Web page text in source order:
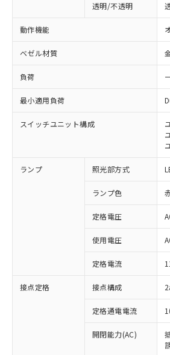
透明/不透明
動作機能
ベゼル材質
負荷
最小適用負荷
スイッチユニット構成
ランプ 照光部方式
ランプ色
定格電圧
使用電圧
定格電流
接点定格 接点構成
定格通電電流
開閉能力(AC)
ご利用条件
以下の条件をお読みいただき
ご利用ください。
本サービスは、当社制御
商品の当社在庫状況およ
(税抜)を提供させていた
当社制御機器事業取扱
対応済み：EU RoHS指令
非含有に対応した製品が提供
対応予定：EU RoHS指令（10
有に対応した製品に切り替え
対応予定なし：EU RoHS指令
非含有に非対応の商品で、対
調査・確認中：EU RoHS指令
非含有の対応状況を調査中ま
非該当品：ライセンス料など
害物質有無と関係のない商品
仕入先様の事情により、非含
「○」：最大均質材料含有率
基準値以下であることを示し
「×」：最大均質材料含有率